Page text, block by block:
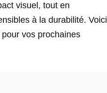
visuel, tout en
à la durabilité. Voici
vos prochaines